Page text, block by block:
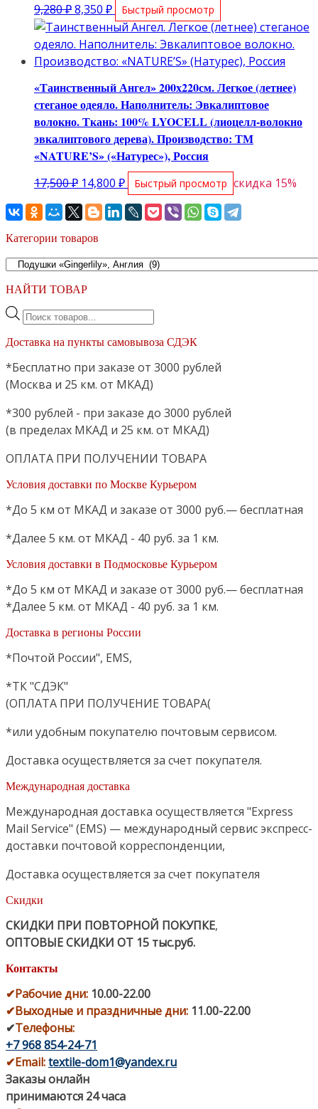
9,280₽Первоначальная
цена
составляла
9,280 ₽.
8,350 ₽Текущая
цена:
8,350 ₽.
Быстрый просмотр
«Таинственный Ангел» 200х220см. Легкое (летнее)
стеганое одеяло. Наполнитель: Эвкалиптовое
волокно. Ткань: 100% LYOCELL (лиоцелл-волокно
эвкалиптового дерева). Производство: ТМ
«NATURE’S» («Натурес»), Россия
17,500₽ Первоначальная
составляла
17,500 ₽.
14,800 ₽Текущая
цена:
14,800 ₽.
Быстрый просмотр скидка 15%
Категории товаров
НАЙТИ ТОВАР
Поиск
Доставка на пункты самовывоза СДЭК
*Бесплатно при заказе от 3000 рублей
(Москва и 25 км. от МКАД)
*300 рублей - при заказе до 3000 рублей
(в пределах МКАД и 25 км. от МКАД)
ОПЛАТА ПРИ ПОЛУЧЕНИИ ТОВАРА
Условия доставки по Москве Курьером
*До 5 км от МКАД и заказе от 3000 руб.— бесплатная
*Далее 5 км. от МКАД - 40 руб. за 1 км.
Условия доставки в Подмосковье Курьером
*До 5 км от МКАД и заказе от 3000 руб.— бесплатная
*Далее 5 км. от МКАД - 40 руб. за 1 км.
Доставка в регионы России
*Почтой России", EMS,
*ТК "СДЭК"
(ОПЛАТА ПРИ ПОЛУЧЕНИЕ ТОВАРА(
*или удобным покупателю почтовым сервисом.
Доставка осуществляется за счет покупателя.
Международная доставка
Международная доставка осуществляется "Express
Mail Service" (EMS) — международный сервис экспресс-
доставки почтовой корреспонденции,
Доставка осуществляется за счет покупателя
Скидки
СКИДКИ ПРИ ПОВТОРНОЙ ПОКУПКЕ,
ОПТОВЫЕ СКИДКИ ОТ 15 тыс.руб.
Контакты
✔Рабочие дни: 10.00-22.00
✔Выходные и праздничные дни: 11.00-22.00
✔Телефоны:
+7 968 854-24-71
✔Email:textile-dom1@yandex.ru
Заказы онлайн
принимаются 24 часа